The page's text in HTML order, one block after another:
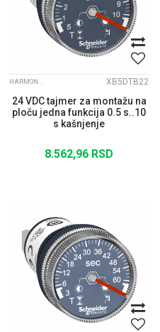
HARMONY XB5 XB5DTB22
24 VDC tajmer za montažu na
ploču jedna funkcija 0.5 s..10
s kašnjenje
8.562,96 RSD